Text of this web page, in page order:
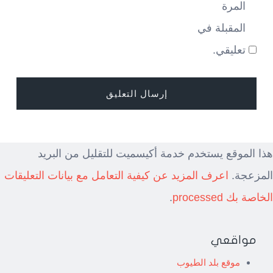
المرة
المقبلة في
تعليقي.
هذا الموقع يستخدم خدمة أكيسميت للتقليل من البريد
المزعجة.
اعرف المزيد عن كيفية التعامل مع بيانات التعليقات
الخاصة بك processed
.
مواقعي
موقع بلد الطيوب